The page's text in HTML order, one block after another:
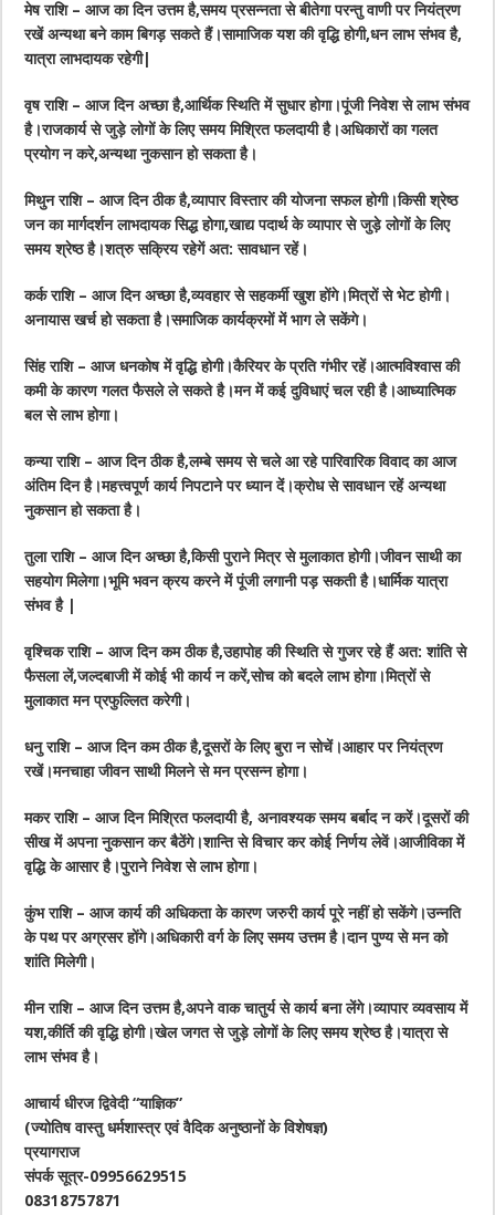
मेष राशि – आज का दिन उत्तम है,समय प्रसन्नता से बीतेगा परन्तु वाणी पर नियंत्रण
रखें अन्यथा बने काम बिगड़ सकते हैं।सामाजिक यश की वृद्धि होगी,धन लाभ संभव है,
यात्रा लाभदायक रहेगी|
वृष राशि – आज दिन अच्छा है,आर्थिक स्थिति में सुधार होगा।पूंजी निवेश से लाभ संभव
है।राजकार्य से जुड़े लोगों के लिए समय मिश्रित फलदायी है।अधिकारों का गलत
प्रयोग न करे,अन्यथा नुकसान हो सकता है।
मिथुन राशि – आज दिन ठीक है,व्यापार विस्तार की योजना सफल होगी।किसी श्रेष्ठ
जन का मार्गदर्शन लाभदायक सिद्ध होगा,खाद्य पदार्थ के व्यापार से जुड़े लोगों के लिए
समय श्रेष्ठ है।शत्रु सक्रिय रहेगें अत: सावधान रहें।
कर्क राशि – आज दिन अच्छा है,व्यवहार से सहकर्मी खुश होंगे।मित्रों से भेट होगी।
अनायास खर्च हो सकता है।समाजिक कार्यक्रमों में भाग ले सकेंगे।
सिंह राशि – आज धनकोष में वृद्धि होगी।कैरियर के प्रति गंभीर रहें।आत्मविश्वास की
कमी के कारण गलत फैसले ले सकते है।मन में कई दुविधाएं चल रही है।आध्यात्मिक
बल से लाभ होगा।
कन्या राशि – आज दिन ठीक है,लम्बे समय से चले आ रहे पारिवारिक विवाद का आज
अंतिम दिन है।महत्त्वपूर्ण कार्य निपटाने पर ध्यान दें।क्रोध से सावधान रहें अन्यथा
नुकसान हो सकता है।
तुला राशि – आज दिन अच्छा है,किसी पुराने मित्र से मुलाकात होगी।जीवन साथी का
सहयोग मिलेगा।भूमि भवन क्रय करने में पूंजी लगानी पड़ सकती है।धार्मिक यात्रा
संभव है |
वृश्चिक राशि – आज दिन कम ठीक है,उहापोह की स्थिति से गुजर रहे हैं अत: शांति से
फैसला लें,जल्दबाजी में कोई भी कार्य न करें,सोच को बदले लाभ होगा।मित्रों से
मुलाकात मन प्रफुल्लित करेगी।
धनु राशि – आज दिन कम ठीक है,दूसरों के लिए बुरा न सोचें।आहार पर नियंत्रण
रखें।मनचाहा जीवन साथी मिलने से मन प्रसन्न होगा।
मकर राशि – आज दिन मिश्रित फलदायी है, अनावश्यक समय बर्बाद न करें।दूसरों की
सीख में अपना नुकसान कर बैठेंगे।शान्ति से विचार कर कोई निर्णय लेवें।आजीविका में
वृद्धि के आसार है।पुराने निवेश से लाभ होगा।
कुंभ राशि – आज कार्य की अधिकता के कारण जरुरी कार्य पूरे नहीं हो सकेंगे।उन्नति
के पथ पर अग्रसर होंगे।अधिकारी वर्ग के लिए समय उत्तम है।दान पुण्य से मन को
शांति मिलेगी।
मीन राशि – आज दिन उत्तम है,अपने वाक चातुर्य से कार्य बना लेंगे।व्यापार व्यवसाय में
यश,कीर्ति की वृद्धि होगी।खेल जगत से जुड़े लोगों के लिए समय श्रेष्ठ है।यात्रा से
लाभ संभव है।
आचार्य धीरज द्विवेदी “याज्ञिक”
(ज्योतिष वास्तु धर्मशास्त्र एवं वैदिक अनुष्ठानों के विशेषज्ञ)
प्रयागराज
संपर्क सूत्र-09956629515
08318757871